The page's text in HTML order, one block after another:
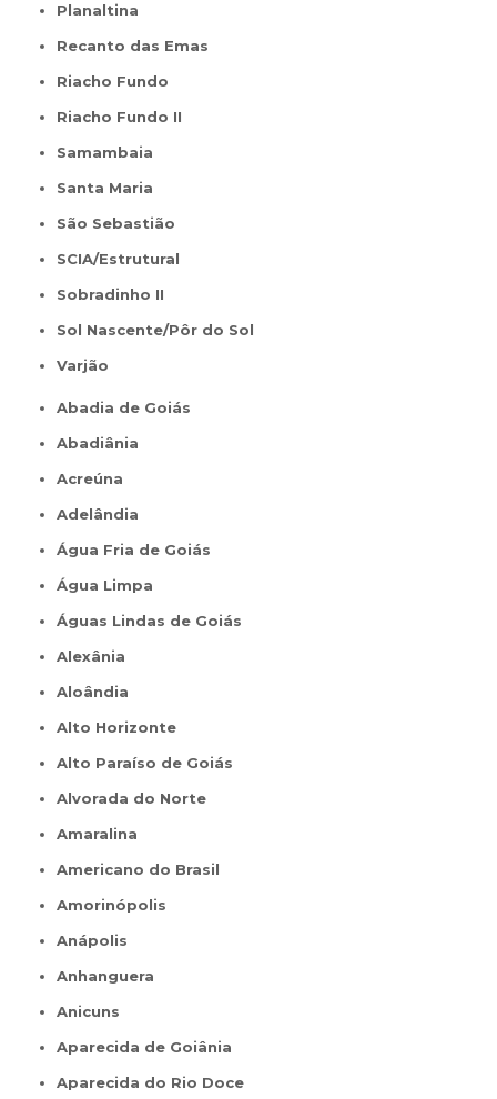
Planaltina
Recanto das Emas
Riacho Fundo
Riacho Fundo II
Samambaia
Santa Maria
São Sebastião
SCIA/Estrutural
Sobradinho II
Sol Nascente/Pôr do Sol
Varjão
Abadia de Goiás
Abadiânia
Acreúna
Adelândia
Água Fria de Goiás
Água Limpa
Águas Lindas de Goiás
Alexânia
Aloândia
Alto Horizonte
Alto Paraíso de Goiás
Alvorada do Norte
Amaralina
Americano do Brasil
Amorinópolis
Anápolis
Anhanguera
Anicuns
Aparecida de Goiânia
Aparecida do Rio Doce